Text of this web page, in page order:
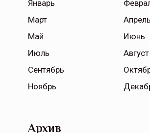
Январь
Март
Апрель
Май
Июнь
Июль
Август
Сентябрь
Ноябрь
Архив